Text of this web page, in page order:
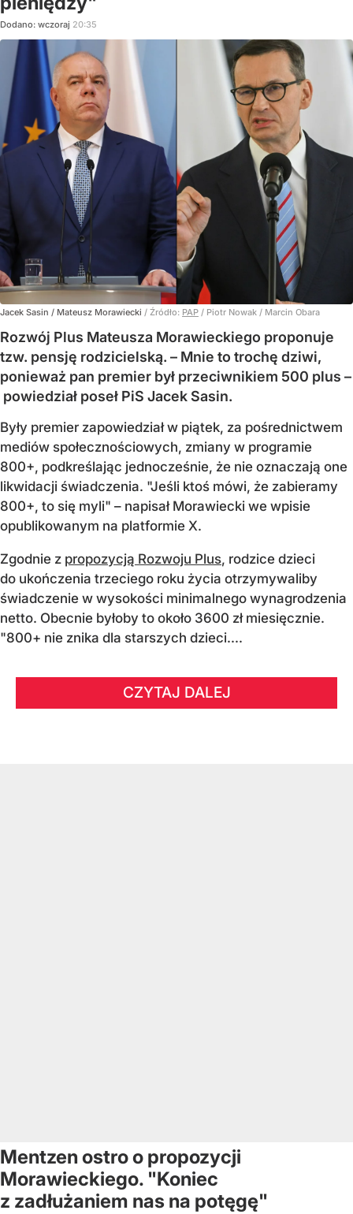
Dodano: wczoraj 20:35
Jacek Sasin / Mateusz Morawiecki / Źródło: PAP / Piotr Nowak / Marcin Obara
Rozwój Plus Mateusza Morawieckiego proponuje
tzw. pensję rodzicielską. – Mnie to trochę dziwi,
ponieważ pan premier był przeciwnikiem 500 plus –
powiedział poseł PiS Jacek Sasin.
Były premier zapowiedział w piątek, za pośrednictwem
mediów społecznościowych, zmiany w programie
800+, podkreślając jednocześnie, że nie oznaczają one
likwidacji świadczenia. "Jeśli ktoś mówi, że zabieramy
800+, to się myli" – napisał Morawiecki we wpisie
opublikowanym na platformie X.
Zgodnie z propozycją Rozwoju Plus, rodzice dzieci
do ukończenia trzeciego roku życia otrzymywaliby
świadczenie w wysokości minimalnego wynagrodzenia
netto. Obecnie byłoby to około 3600 zł miesięcznie.
"800+ nie znika dla starszych dzieci....
CZYTAJ DALEJ
Mentzen ostro o propozycji
Morawieckiego. "Koniec
z zadłużaniem nas na potęgę"